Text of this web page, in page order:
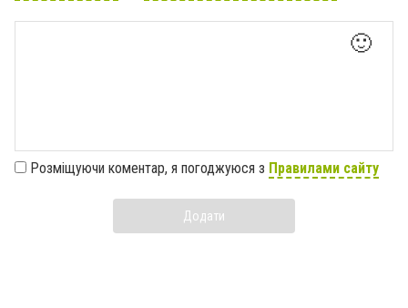
🙂
Розміщуючи коментар, я погоджуюся з Правилами сайту
Додати